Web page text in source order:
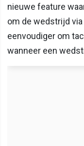
nieuwe feature
om de wedstrijd
eenvoudiger om
wanneer een